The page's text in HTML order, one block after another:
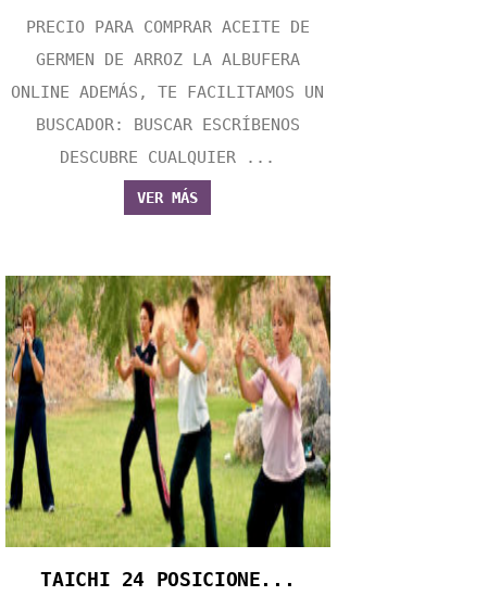
PRECIO PARA COMPRAR ACEITE DE
GERMEN DE ARROZ LA ALBUFERA
ONLINE ADEMÁS, TE FACILITAMOS UN
BUSCADOR: BUSCAR ESCRÍBENOS
DESCUBRE CUALQUIER ...
VER MÁS
TAICHI 24 POSICIONE...